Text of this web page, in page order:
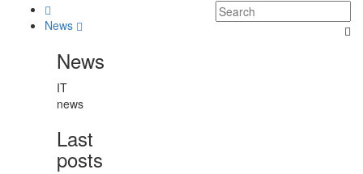
News
News
IT
news
Last
posts